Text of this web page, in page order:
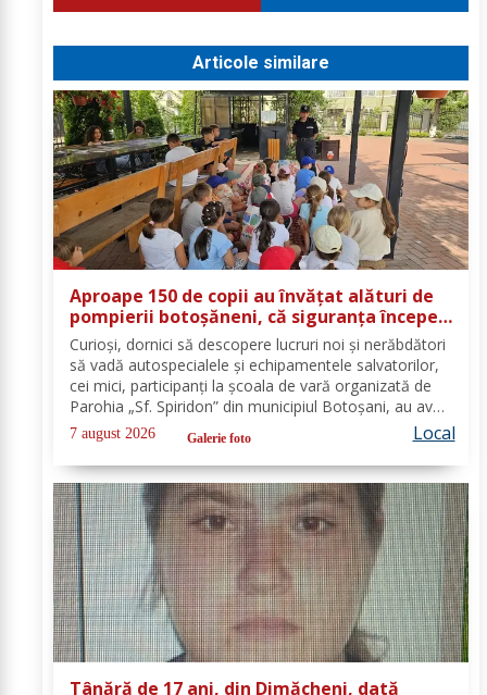
Articole similare
Aproape 150 de copii au învățat alături de
pompierii botoșăneni, că siguranța începe
cu un gest simplu
Curioși, dornici să descopere lucruri noi și nerăbdători
să vadă autospecialele și echipamentele salvatorilor,
cei mici, participanți la școala de vară organizată de
Parohia „Sf. Spiridon” din municipiul Botoșani, au avut
parte de o întâlnire interactivă despre prevenirea
situațiilor de urgență și...
7 august 2026 Galerie foto Local
Tânără de 17 ani, din Dimăcheni, dată